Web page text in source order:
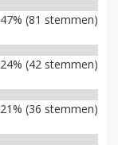
47% (81 stemmen)
24% (42 stemmen)
21% (36 stemmen)